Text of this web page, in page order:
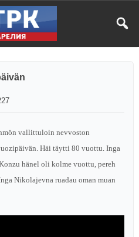
vallittuloin nevvoston
Häi täytti 80 vuottu. Inga
hänel oli kolme vuottu, pereh
Nikolajevna ruadau oman muan